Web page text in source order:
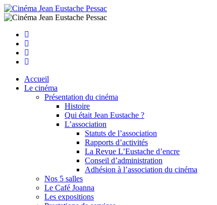
Accueil
Le cinéma
Présentation du cinéma
Histoire
Qui était Jean Eustache ?
L’association
Statuts de l’association
Rapports d’activités
La Revue L’Eustache d’encre
Conseil d’administration
Adhésion à l’association du cinéma
Nos 5 salles
Le Café Joanna
Les expositions